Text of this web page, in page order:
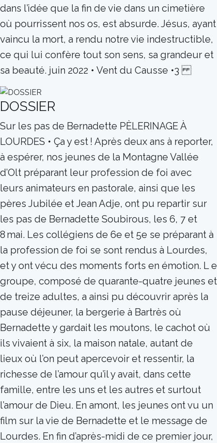
dans l’idée que la fin de vie dans un cimetière
où pourrissent nos os, est absurde. Jésus, ayant
vaincu la mort, a rendu notre vie indestructible,
ce qui lui confère tout son sens, sa grandeur et
sa beauté. juin 2022 • Vent du Causse •3
DOSSIER
Sur les pas de Bernadette PÈLERINAGE À
LOURDES • Ça y est ! Après deux ans à reporter,
à espérer, nos jeunes de la Montagne Vallée
d’Olt préparant leur profession de foi avec
leurs animateurs en pastorale, ainsi que les
pères Jubilée et Jean Adje, ont pu repartir sur
les pas de Bernadette Soubirous, les 6, 7 et
8 mai. Les collégiens de 6e et 5e se préparant à
la profession de foi se sont rendus à Lourdes,
et y ont vécu des moments forts en émotion. L e
groupe, composé de quarante-quatre jeunes et
de treize adultes, a ainsi pu découvrir après la
pause déjeuner, la bergerie à Bartrès où
Bernadette y gardait les moutons, le cachot où
ils vivaient à six, la maison natale, autant de
lieux où l’on peut apercevoir et ressentir, la
richesse de l’amour qu’il y avait, dans cette
famille, entre les uns et les autres et surtout
l’amour de Dieu. En amont, les jeunes ont vu un
film sur la vie de Bernadette et le message de
Lourdes. En fin d’après-midi de ce premier jour,